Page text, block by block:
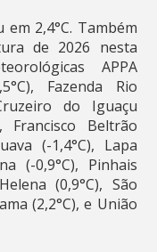
2,4°C. Também
de 2026 nesta
APPA
Fazenda Rio
do Iguaçu
Francisco Beltrão
(-1,4°C), Lapa
(-0,9°C), Pinhais
(0,9°C), São
(2,2°C), e União